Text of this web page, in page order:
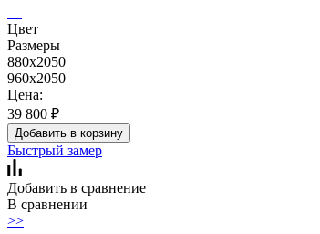
Цвет
Размеры
880x2050
960x2050
Цена:
39 800 ₽
Добавить в корзину
Быстрый замер
Добавить в сравнение
В сравнении
>>